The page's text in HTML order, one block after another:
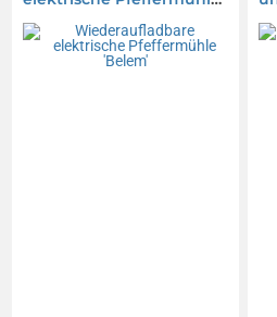
'Belem'